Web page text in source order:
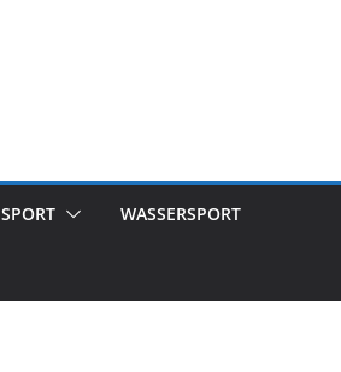
SPORT WASSERSPORT